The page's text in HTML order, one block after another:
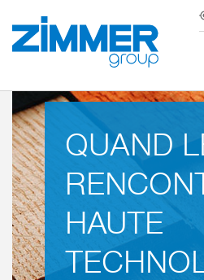
Démarrage Secteurs
QUAND
HAUTE